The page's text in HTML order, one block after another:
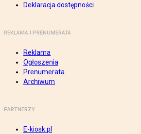
Deklaracja dostępności
REKLAMA I PRENUMERATA
Reklama
Ogłoszenia
Prenumerata
Archiwum
PARTNERZY
E-kiosk.pl